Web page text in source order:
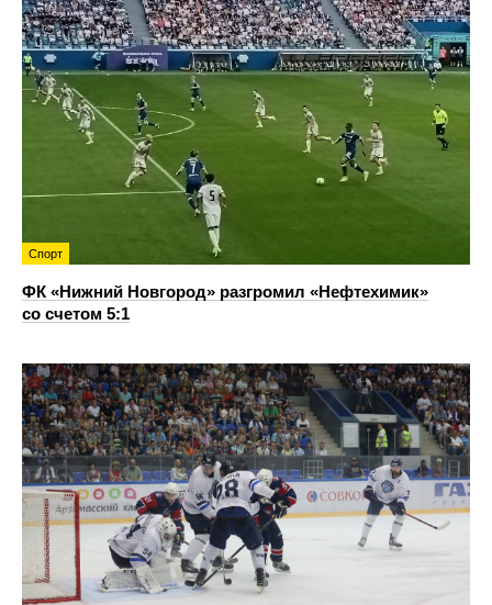
Спорт
ФК «Нижний Новгород» разгромил «Нефтехимик»
со счетом 5:1